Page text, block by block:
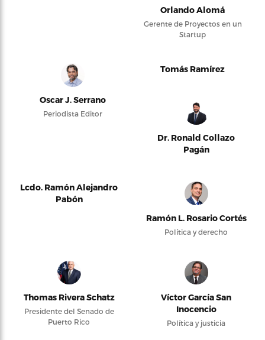
Orlando Alomá
Gerente de Proyectos en un
Startup
Oscar J. Serrano
Periodista Editor
Tomás Ramírez
Dr. Ronald Collazo
Pagán
Lcdo. Ramón Alejandro
Pabón
Ramón L. Rosario Cortés
Política y derecho
Thomas Rivera Schatz
Presidente del Senado de
Puerto Rico
Víctor García San
Inocencio
Política y justicia